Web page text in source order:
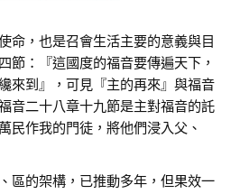
命，也是召會生活主要的意義與目
節：『這國度的福音要傳遍天下，
來到』，可見『主的再來』與福音
音二十八章十九節是主對福音的託
民作我的門徒，將他們浸入父、
區的架構，已推動多年，但果效一